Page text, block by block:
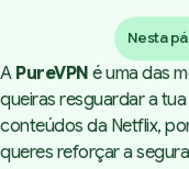
Nesta
A PureVPN é uma das
queiras resguardar a
conteúdos da Netflix,
queres reforçar a